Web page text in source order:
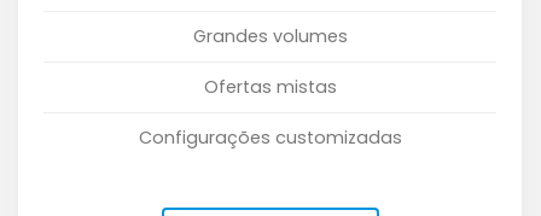
Grandes volumes
Ofertas mistas
Configurações customizadas